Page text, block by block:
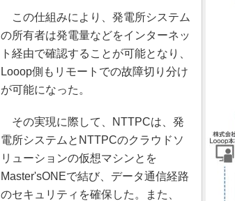
この仕組みにより、発電所システム
の所有者は発電量などをインターネッ
ト経由で確認することが可能となり、
Looop側もリモートでの故障切り分け
が可能になった。
その実現に際して、NTTPCは、発
電所システムとNTTPCのクラウドソ
リューションの仮想マシンとを
Master'sONEで結び、データ通信経路
のセキュリティを確保した。また、